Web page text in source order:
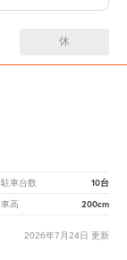
休
駐車台数 10台
車高 200cm
2026年7月24日 更新